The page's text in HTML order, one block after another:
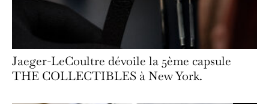
Jaeger-LeCoultre dévoile la 5ème capsule
THE COLLECTIBLES à New York.